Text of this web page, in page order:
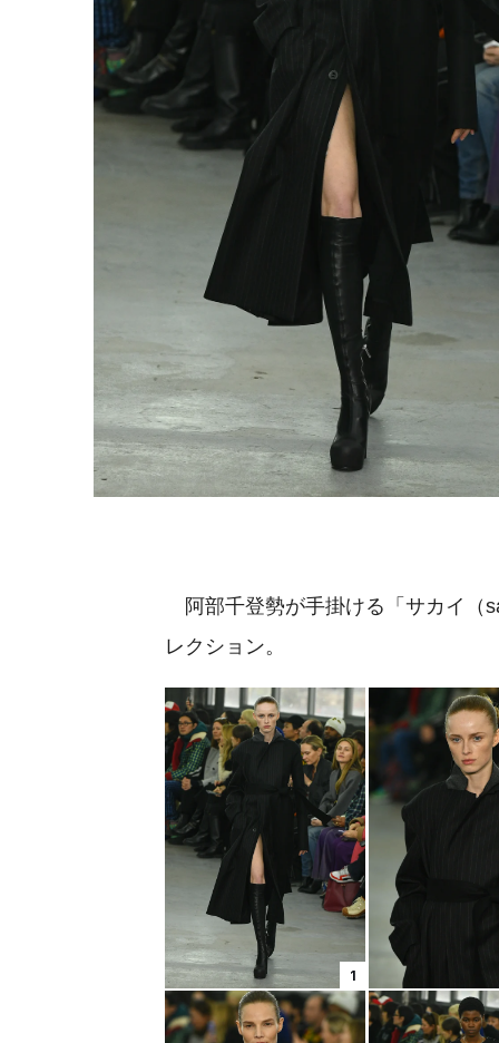
阿部千登勢が手掛ける「サカイ（
レクション。
1